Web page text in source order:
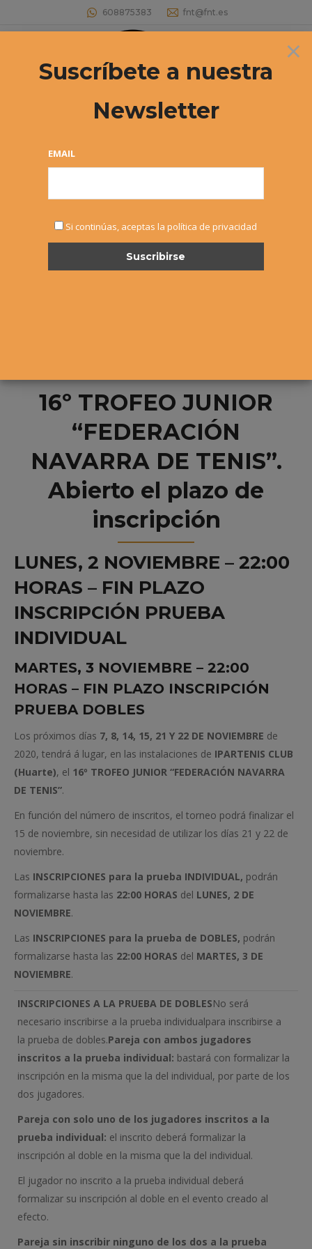
608875383 fnt@fnt.es
Buscar:
16º TROFEO JUNIOR
“FEDERACIÓN
NAVARRA DE TENIS”.
Abierto el plazo de
inscripción
LUNES, 2 NOVIEMBRE – 22:00
HORAS – FIN PLAZO
INSCRIPCIÓN PRUEBA
INDIVIDUAL
MARTES, 3 NOVIEMBRE – 22:00
HORAS – FIN PLAZO INSCRIPCIÓN
PRUEBA DOBLES
Los próximos días 7, 8, 14, 15, 21 Y 22 DE NOVIEMBRE de
2020, tendrá á lugar, en las instalaciones de IPARTENIS CLUB
(Huarte), el 16º TROFEO JUNIOR “FEDERACIÓN NAVARRA
DE TENIS”.
En función del número de inscritos, el torneo podrá finalizar el
15 de noviembre, sin necesidad de utilizar los días 21 y 22 de
noviembre.
Las INSCRIPCIONES para la prueba INDIVIDUAL, podrán
formalizarse hasta las 22:00 HORAS del LUNES, 2 DE
NOVIEMBRE.
Las INSCRIPCIONES para la prueba de DOBLES, podrán
formalizarse hasta las 22:00 HORAS del MARTES, 3 DE
NOVIEMBRE.
INSCRIPCIONES A LA PRUEBA DE DOBLESNo será
necesario inscribirse a la prueba individualpara inscribirse a
la prueba de dobles.Pareja con ambos jugadores
inscritos a la prueba individual: bastará con formalizar la
inscripción en la misma que la del individual, por parte de los
dos jugadores.
Pareja con solo uno de los jugadores inscritos a la
prueba individual: el inscrito deberá formalizar la
inscripción al doble en la misma que la del individual.
El jugador no inscrito a la prueba individual deberá
formalizar su inscripción al doble en el evento creado al
efecto.
Pareja sin inscribir ninguno de los dos a la prueba
×
Suscríbete a nuestra
Newsletter
EMAIL
Si continúas, aceptas la política de privacidad